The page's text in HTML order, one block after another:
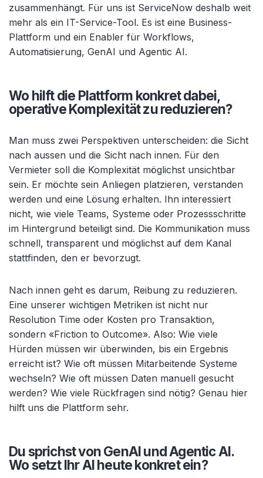
zusammenhängt. Für uns ist ServiceNow deshalb weit
mehr als ein IT-Service-Tool. Es ist eine Business-
Plattform und ein Enabler für Workflows,
Automatisierung, GenAI und Agentic AI.
Wo hilft die Plattform konkret dabei,
operative Komplexität zu reduzieren?
Man muss zwei Perspektiven unterscheiden: die Sicht
nach aussen und die Sicht nach innen. Für den
Vermieter soll die Komplexität möglichst unsichtbar
sein. Er möchte sein Anliegen platzieren, verstanden
werden und eine Lösung erhalten. Ihn interessiert
nicht, wie viele Teams, Systeme oder Prozessschritte
im Hintergrund beteiligt sind. Die Kommunikation muss
schnell, transparent und möglichst auf dem Kanal
stattfinden, den er bevorzugt.
Nach innen geht es darum, Reibung zu reduzieren.
Eine unserer wichtigen Metriken ist nicht nur
Resolution Time oder Kosten pro Transaktion,
sondern «Friction to Outcome». Also: Wie viele
Hürden müssen wir überwinden, bis ein Ergebnis
erreicht ist? Wie oft müssen Mitarbeitende Systeme
wechseln? Wie oft müssen Daten manuell gesucht
werden? Wie viele Rückfragen sind nötig? Genau hier
hilft uns die Plattform sehr.
Du sprichst von GenAI und Agentic AI.
Wo setzt Ihr AI heute konkret ein?